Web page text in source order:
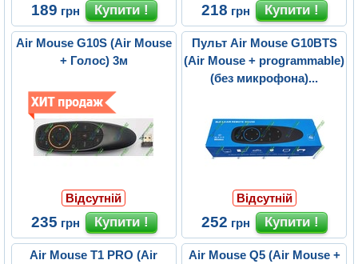
189 грн 218 грн
Air Mouse G10S (Air Mouse
+ Голос) 3м
Відсутній
235 грн
Пульт Air Mouse G10BTS
(Air Mouse + programmable)
(без микрофона)...
Відсутній
252 грн
Air Mouse T1 PRO (Air
Air Mouse Q5 (Air Mouse +